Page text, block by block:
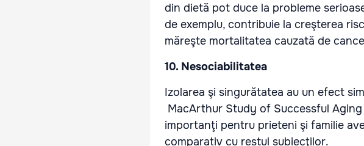
din dietă pot duce la probleme
de exemplu, contribuie la creşterea
măreşte mortalitatea cauzată de
10. Nesociabilitatea
Izolarea şi singurătatea au un efect
MacArthur Study of Successful
importanţi pentru prieteni şi familie
comparativ cu restul subiecţilor.